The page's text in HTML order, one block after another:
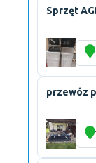
Sprzęt
przewóz